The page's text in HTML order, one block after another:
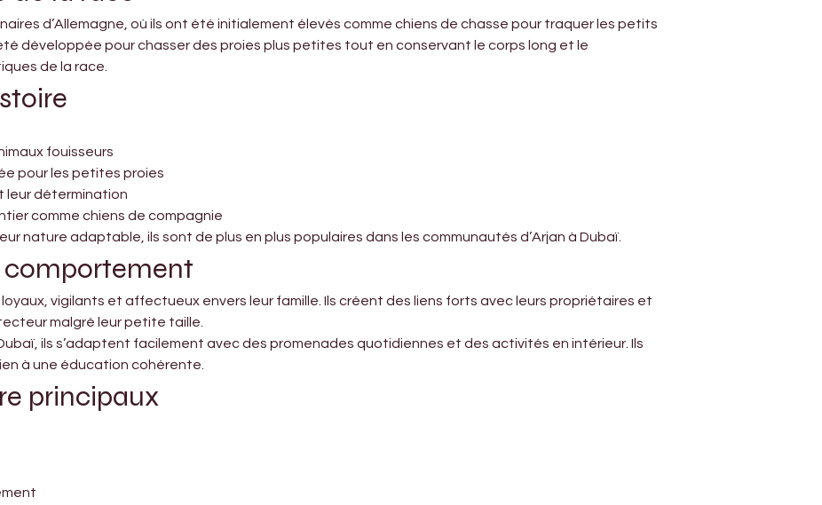
d’Allemagne, où ils ont été initialement élevés comme chiens de chasse pour traquer les petits
développée pour chasser des proies plus petites tout en conservant le corps long et le
de la race.
fouisseurs
pour les petites proies
leur détermination
comme chiens de compagnie
nature adaptable, ils sont de plus en plus populaires dans les communautés d’Arjan à Dubaï.
vigilants et affectueux envers leur famille. Ils créent des liens forts avec leurs propriétaires et
malgré leur petite taille.
ils s’adaptent facilement avec des promenades quotidiennes et des activités en intérieur. Ils
à une éducation cohérente.
principaux